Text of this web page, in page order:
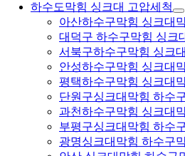
하수도막힘 싱크대 고압세척
아산하수구막힘 싱크대
대덕구 하수구막힘 싱크
서북구하수구막힘 싱크
안성하수구막힘 싱크대
평택하수구막힘 싱크대
단원구싱크대막힘 하수
과천하수구막힘 싱크대
부평구싱크대막힘 하수
광명싱크대막힘 하수구